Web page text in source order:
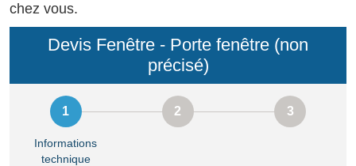
chez vous.
Devis Fenêtre - Porte fenêtre (non
précisé)
Informations
technique